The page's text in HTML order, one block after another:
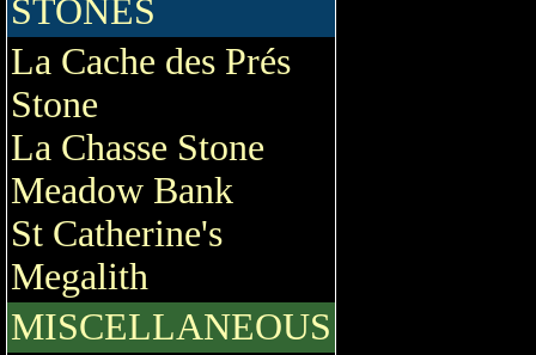
STONES
La Cache des Prés
Stone
La Chasse Stone
Meadow Bank
St Catherine's
Megalith
MISCELLANEOUS